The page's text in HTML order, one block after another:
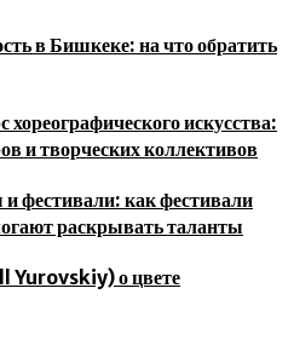
в Бишкеке: на что обратить
искусства:
и творческих коллективов
фестивали: как фестивали
раскрывать таланты
о цвете